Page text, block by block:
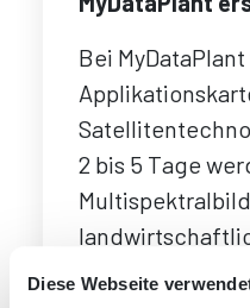
Diese Webseite
Bei
2 bis 5 Tage
Flächen